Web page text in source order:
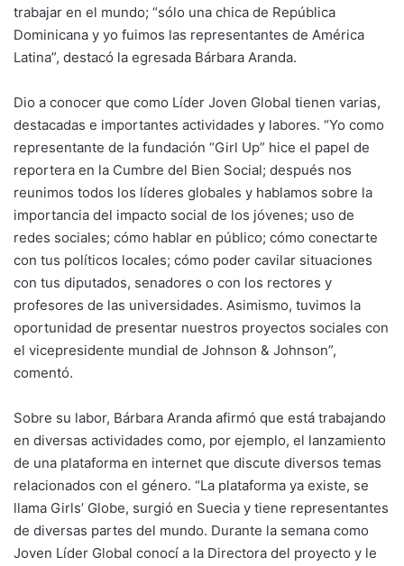
trabajar en el mundo; “sólo una chica de República
Dominicana y yo fuimos las representantes de América
Latina”, destacó la egresada Bárbara Aranda.
Dio a conocer que como Líder Joven Global tienen varias,
destacadas e importantes actividades y labores. “Yo como
representante de la fundación “Girl Up” hice el papel de
reportera en la Cumbre del Bien Social; después nos
reunimos todos los líderes globales y hablamos sobre la
importancia del impacto social de los jóvenes; uso de
redes sociales; cómo hablar en público; cómo conectarte
con tus políticos locales; cómo poder cavilar situaciones
con tus diputados, senadores o con los rectores y
profesores de las universidades. Asimismo, tuvimos la
oportunidad de presentar nuestros proyectos sociales con
el vicepresidente mundial de Johnson & Johnson”,
comentó.
Sobre su labor, Bárbara Aranda afirmó que está trabajando
en diversas actividades como, por ejemplo, el lanzamiento
de una plataforma en internet que discute diversos temas
relacionados con el género. “La plataforma ya existe, se
llama Girls’ Globe, surgió en Suecia y tiene representantes
de diversas partes del mundo. Durante la semana como
Joven Líder Global conocí a la Directora del proyecto y le